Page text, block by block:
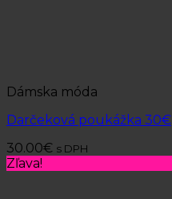
Dámska móda
Darčeková poukážka 30€
30.00€ s DPH
Zľava!